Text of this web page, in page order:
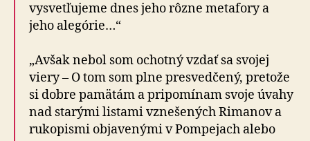
vysvetľujeme dnes jeho rôzne metafory a
jeho alegórie…“
„Avšak nebol som ochotný vzdať sa svojej
viery – O tom som plne presvedčený, pretože
si dobre pamätám a pripomínam svoje úvahy
nad starými listami vznešených Rimanov a
rukopismi objavenými v Pompejach alebo